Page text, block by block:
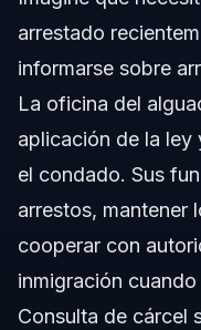
arrestado
informarse sobre
La oficina del
aplicación de la ley
el condado. Sus
arrestos, mantener
cooperar con
inmigración cuando
Consulta de cárcel